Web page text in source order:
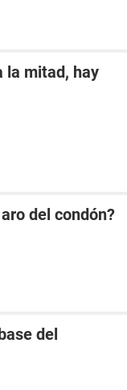
la mitad, hay
del condón?
del